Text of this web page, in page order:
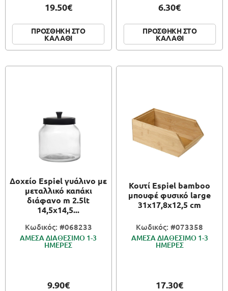
19.50€
ΠΡΟΣΘΗΚΗ ΣΤΟ
ΚΑΛΑΘΙ
6.30€
ΠΡΟΣΘΗΚΗ ΣΤΟ
ΚΑΛΑΘΙ
Δοχείο Espiel γυάλινο με
μεταλλικό καπάκι
διάφανο m 2.5lt
14,5x14,5...
Κωδικός: #068233
ΑΜΕΣΑ ΔΙΑΘΕΣΙΜΟ 1-3
ΗΜΕΡΕΣ
9.90€
Κουτί Espiel bamboo
μπουφέ φυσικό large
31x17,8x12,5 cm
Κωδικός: #073358
ΑΜΕΣΑ ΔΙΑΘΕΣΙΜΟ 1-3
ΗΜΕΡΕΣ
17.30€